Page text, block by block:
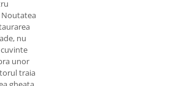
Noutatea
nu
unor
traia